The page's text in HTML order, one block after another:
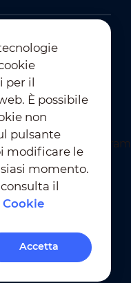
alla Privacy
per il
È possibile
non
pulsante
modificare le
momento.
il
Accetta